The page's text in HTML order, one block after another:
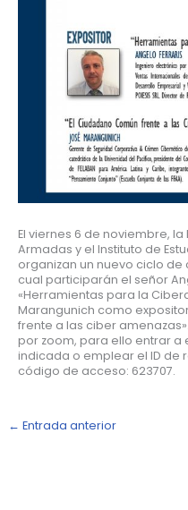
El viernes 6 de noviembre, la
Armadas y el Instituto de
organizan un nuevo ciclo
cual participarán el señor
«Herramientas para la
Marangunich como
frente a las ciber
por zoom, para ello entrar a
indicada o emplear el ID de
código de acceso: 623707.
← Entrada anterior